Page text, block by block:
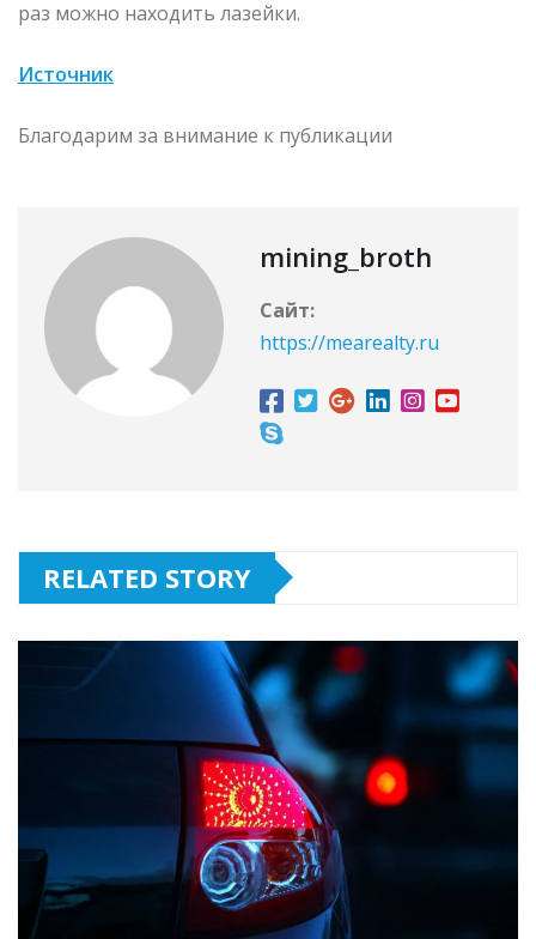
раз можно находить лазейки.
Источник
Благодарим за внимание к публикации
mining_broth
Сайт:
https://mearealty.ru
RELATED STORY